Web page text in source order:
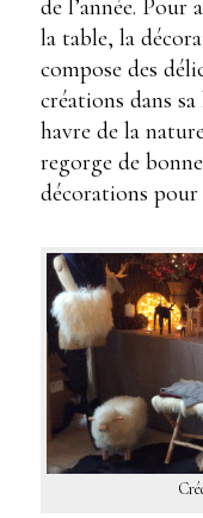
de l’année. Pour
la table, la
compose des
créations dans
havre de la
regorge de
décorations pour